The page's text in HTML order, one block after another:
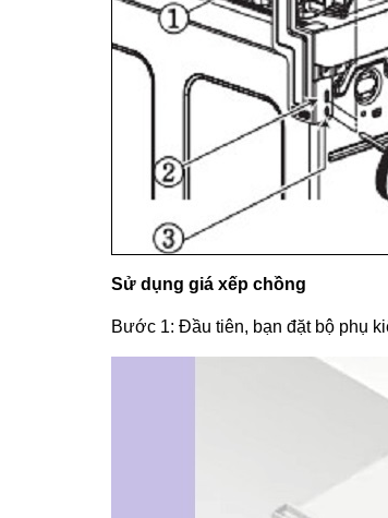
Sử dụng giá xếp chồng
Bước 1: Đầu tiên, bạn đặt bộ phụ